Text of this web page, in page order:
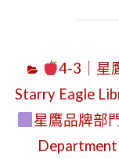
4-3｜星
Starry Eagle
星鷹品牌部
Department